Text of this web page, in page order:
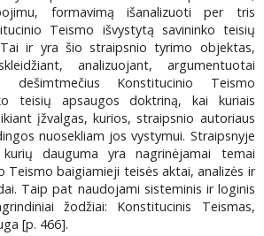
formavimą išanalizuoti per tris
Teismo išvystytą savininko teisių
ir yra šio straipsnio tyrimo objektas,
analizuojant, argumentuotai
Konstitucinio Teismo
teisių apsaugos doktriną, kai kuriais
įžvalgas, kurios, straipsnio autoriaus
nuosekliam jos vystymui. Straipsnyje
dauguma yra nagrinėjamai temai
Teismo baigiamieji teisės aktai, analizės ir
Taip pat naudojami sisteminis ir loginis
žodžiai: Konstitucinis Teismas,
[p. 466].